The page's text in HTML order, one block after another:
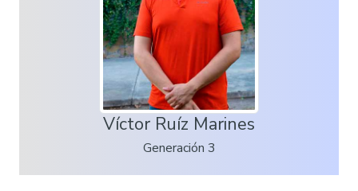
Víctor Ruíz Marines
Generación 3